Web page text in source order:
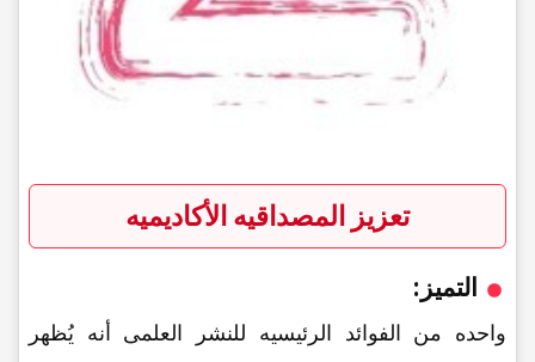
تعزیز المصداقیه الأکادیمیه
التمیز:
واحده من الفوائد الرئیسیه للنشر العلمی أنه یُظهر